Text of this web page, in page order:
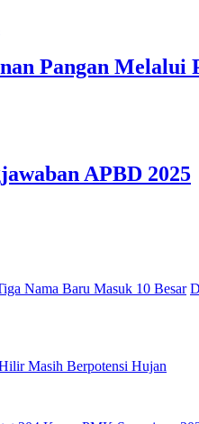
Pangan Melalui
APBD 2025
Masih Berpotensi Hujan